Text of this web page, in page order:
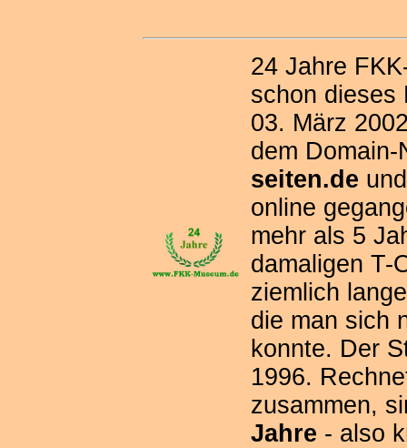
24 Jahre
schon dieses
03. März
dem
seiten.de
online
mehr als 5
damaligen T-
ziemlich
die man sich
konnte. Der
1996.
zusammen,
Jahre - also